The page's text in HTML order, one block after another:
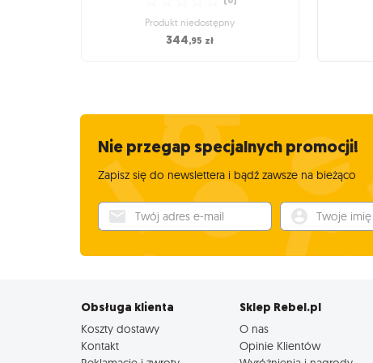
Produkt niedostępny
344,95 zł
Rywalizuj z innymi wpływowymi rodzinami o
☆
☆
☆
☆
☆ 0)
Produkt niedostępny
344,95zł
Nie przegap specjalnych promocji!
Zapisz się do newslettera i bądź zawsze na bieżąco
Twój adres e-mail Twoje imię
Obsługa klienta
Koszty dostawy
Kontakt
Sklep Rebel.pl
O nas
Opinie Klientów